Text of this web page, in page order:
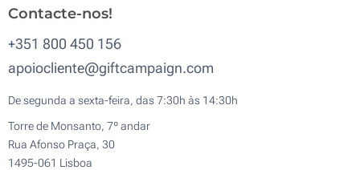
Contacte-nos!
+351 800 450 156
apoiocliente@giftcampaign.com
De segunda a sexta-feira, das 7:30h às 14:30h
Torre de Monsanto, 7º andar
Rua Afonso Praça, 30
1495-061 Lisboa